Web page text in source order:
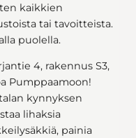
kaikkien
tai tavoitteista.
puolella.
4, rakennus S3,
Pumppaamoon!
kynnyksen
lihaksia
painia